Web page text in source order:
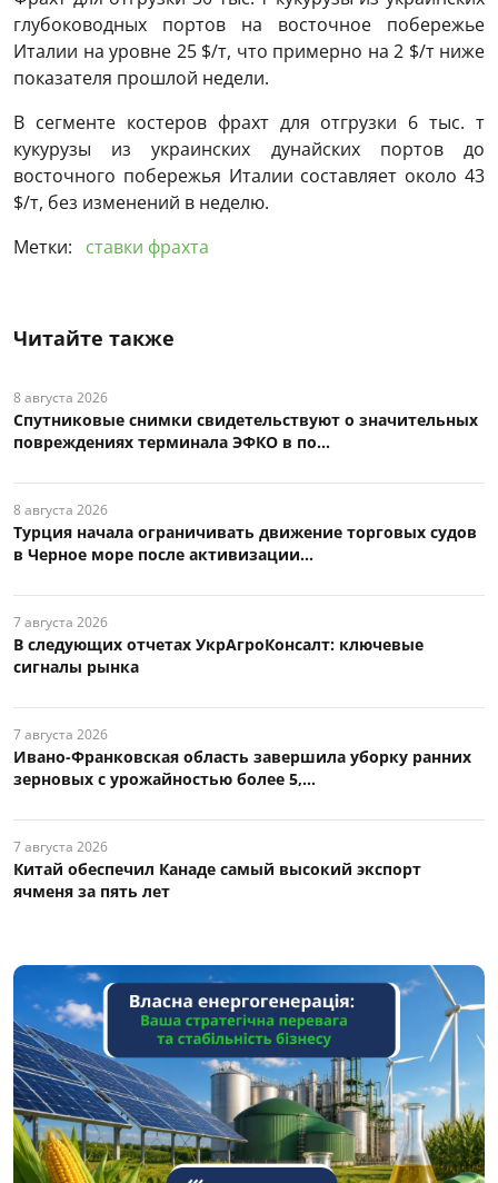
глубоководных портов на восточное побережье
Италии на уровне 25 $/т, что примерно на 2 $/т ниже
показателя прошлой недели.
В сегменте костеров фрахт для отгрузки 6 тыс. т
кукурузы из украинских дунайских портов до
восточного побережья Италии составляет около 43
$/т, без изменений в неделю.
Метки:
ставки фрахта
Читайте также
8 августа 2026
Спутниковые снимки свидетельствуют о значительных
повреждениях терминала ЭФКО в по...
8 августа 2026
Турция начала ограничивать движение торговых судов
в Черное море после активизации...
7 августа 2026
В следующих отчетах УкрАгроКонсалт: ключевые
сигналы рынка
7 августа 2026
Ивано-Франковская область завершила уборку ранних
зерновых с урожайностью более 5,...
7 августа 2026
Китай обеспечил Канаде самый высокий экспорт
ячменя за пять лет